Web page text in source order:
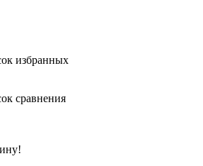
избранных
сравнения